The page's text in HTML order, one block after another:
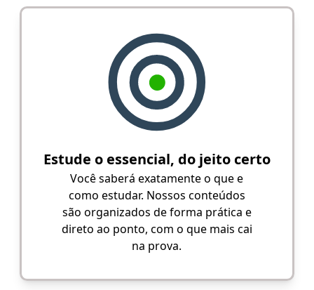
Estude o essencial, do jeito certo
Você saberá exatamente o que e
como estudar. Nossos conteúdos
são organizados de forma prática e
direto ao ponto, com o que mais cai
na prova.